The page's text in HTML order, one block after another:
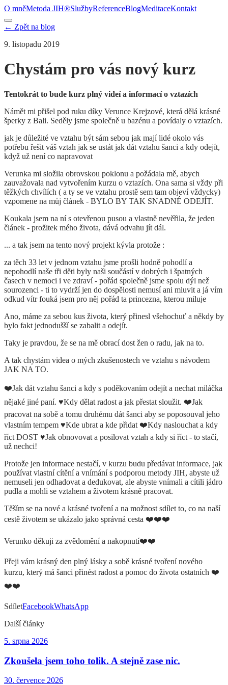
O mněMetoda JIH®SlužbyReferenceBlogMeditaceKontakt
← Zpět na blog
9. listopadu 2019
Chystám pro vás nový kurz
Tentokrát to bude kurz plný videí a informací o vztazích
Námět mi přišel pod ruku díky Verunce Krejzové, která dělá krásné
šperky z Bali. Seděly jsme společně u bazénu a povídaly o vztazích.
jak je důležité ve vztahu být sám sebou jak mají lidé okolo vás
potřebu řešit váš vztah jak se ustát jak dát vztahu šanci a kdy odejít,
když už není co napravovat
Verunka mi složila obrovskou poklonu a požádala mě, abych
zauvažovala nad vytvořením kurzu o vztazích. Ona sama si vždy při
těžkých chvílích ( a ty se ve vztahu prostě sem tam objeví vždycky)
vzpomene na můj článek - BYLO BY TAK SNADNÉ ODEJÍT.
Koukala jsem na ní s otevřenou pusou a vlastně nevěřila, že jeden
článek - prožitek mého života, dává odvahu jít dál.
... a tak jsem na tento nový projekt kývla protože :
za těch 33 let v jednom vztahu jsme prošli hodně pohodlí a
nepohodlí naše tři děti byly naši součástí v dobrých i špatných
časech v nemoci i ve zdraví - pořád společně jsme spolu dýl než
sourozenci - ti to vydrží jen do dospělosti nemusí ani mluvit a já vím
odkud vítr fouká jsem pro něj pořád ta princezna, kterou miluje
Ano, máme za sebou kus života, který přinesl všehochuť a někdy by
bylo fakt jednodušší se zabalit a odejít.
Taky je pravdou, že se na mě obrací dost žen o radu, jak na to.
A tak chystám videa o mých zkušenostech ve vztahu s návodem
JAK NA TO.
❤️Jak dát vztahu šanci a kdy s poděkovaním odejít a nechat miláčka
nějaké jiné paní. ♥️Kdy dělat radost a jak přestat sloužit. ❤️Jak
pracovat na sobě a tomu druhému dát šanci aby se poposouval jeho
vlastním tempem ♥️Kde ubrat a kde přidat ❤️Kdy naslouchat a kdy
říct DOST ♥️Jak obnovovat a posilovat vztah a kdy si říct - to stačí,
už nechci!
Protože jen informace nestačí, v kurzu budu předávat informace, jak
používat vlastní cítění a vnímání s podporou metody JIH, abyste už
nemuseli jen odhadovat a dedukovat, ale abyste vnímali a cítili jádro
pudla a mohli se vztahem a životem krásně pracovat.
Těším se na nové a krásné tvoření a na možnost sdílet to, co na naší
cestě životem se ukázalo jako správná cesta ❤️❤️❤️
Verunko děkuji za zvědomění a nakopnutí❤️❤️
Přeji vám krásný den plný lásky a sobě krásné tvoření nového
kurzu, který má šanci přinést radost a pomoc do života ostatních ❤️
❤️❤️
SdíletFacebookWhatsApp
Další články
5. srpna 2026
Zkoušela jsem toho tolik. A stejně zase nic.
30. července 2026